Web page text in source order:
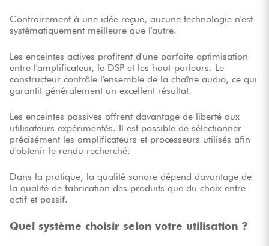
Contrairement à une idée reçue, aucune technologie n'est
systématiquement meilleure que l'autre.
Les enceintes actives profitent d'une parfaite optimisation
entre l'amplificateur, le DSP et les haut-parleurs. Le
constructeur contrôle l'ensemble de la chaîne audio, ce qui
garantit généralement un excellent résultat.
Les enceintes passives offrent davantage de liberté aux
utilisateurs expérimentés. Il est possible de sélectionner
précisément les amplificateurs et processeurs utilisés afin
d'obtenir le rendu recherché.
Dans la pratique, la qualité sonore dépend davantage de
la qualité de fabrication des produits que du choix entre
actif et passif.
Quel système choisir selon votre utilisation ?